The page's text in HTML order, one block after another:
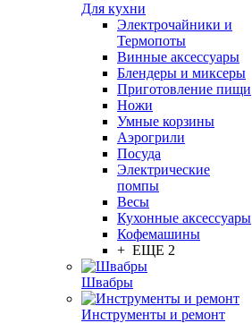
Для кухни
Электрочайники и
Термопоты
Винные аксессуары
Блендеры и миксеры
Приготовление пищи
Ножи
Умные корзины
Аэрогрили
Посуда
Электрические
помпы
Весы
Кухонные аксессуары
Кофемашины
+ ЕЩЕ 2
Швабры
Инструменты и ремонт